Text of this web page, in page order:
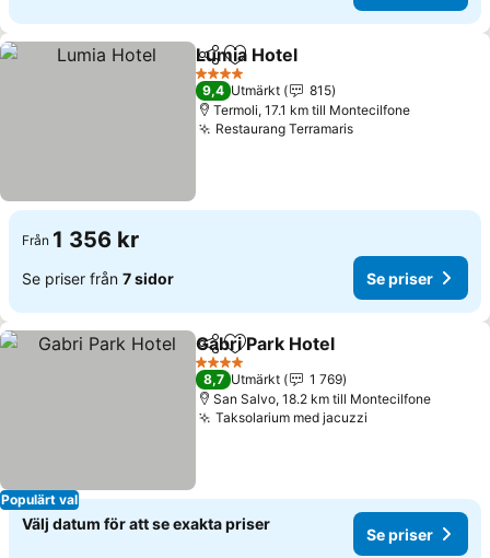
Dela Lägg till i Mina Favoriter
Lumia Hotel
4 Stjärnor
9,4 Utmärkt
815
Termoli, 17.1 km till Montecilfone
Restaurang Terramaris
Från 1 356 kr
Se priser från 7 sidor Se priser
Populärt val
Dela Lägg till i Mina Favoriter
Gabri Park Hotel
4 Stjärnor
8,7 Utmärkt
1 769
San Salvo, 18.2 km till Montecilfone
Taksolarium med jacuzzi
Välj datum för att se exakta priser
Se priser